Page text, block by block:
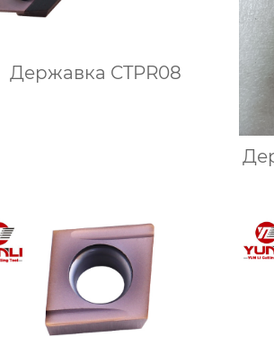
Державка CTPR08